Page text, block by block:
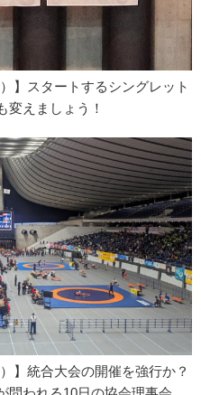
】スタートするシングレット
変えましょう！
】統合大会の開催を強行か？